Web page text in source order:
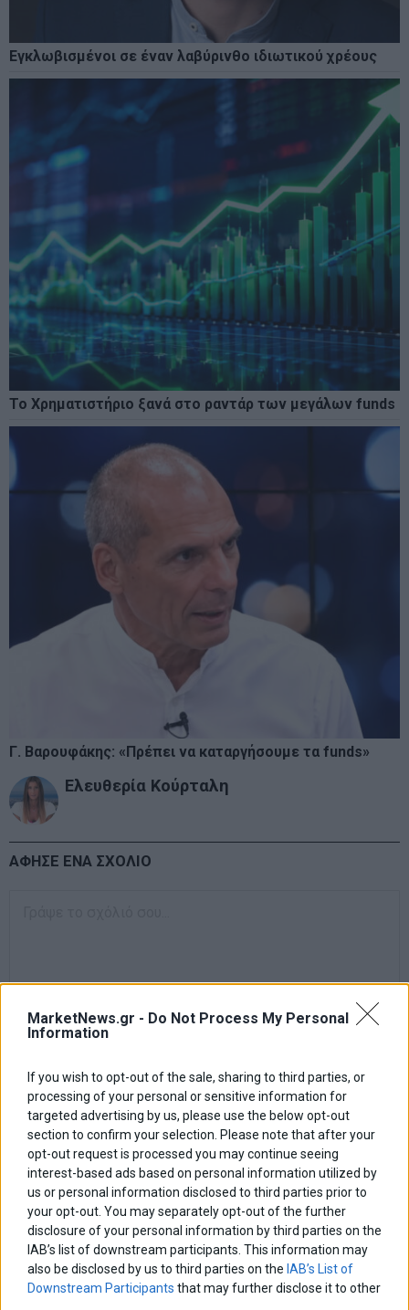
MarketNews.gr - Do Not Process My Personal
Information
If you wish to opt-out of the sale, sharing to third parties, or
processing of your personal or sensitive information for
targeted advertising by us, please use the below opt-out
section to confirm your selection. Please note that after your
opt-out request is processed you may continue seeing
interest-based ads based on personal information utilized by
us or personal information disclosed to third parties prior to
your opt-out. You may separately opt-out of the further
disclosure of your personal information by third parties on the
IAB’s list of downstream participants. This information may
also be disclosed by us to third parties on the IAB’s List of
Downstream Participants that may further disclose it to other
Εγκλωβισμένοι σε έναν λαβύρινθο ιδιωτικού χρέους
Το Χρηματιστήριο ξανά στο ραντάρ των μεγάλων funds
Γ. Βαρουφάκης: «Πρέπει να καταργήσουμε τα funds»
Ελευθερία Κούρταλη
ΑΦΗΣΕ ΕΝΑ ΣΧΟΛΙΟ
Αποθήκευσε το όνομά μου, email, και τον ιστότοπο μου σε αυτόν
τον πλοηγό για την επόμενη φορά που θα σχολιάσω.